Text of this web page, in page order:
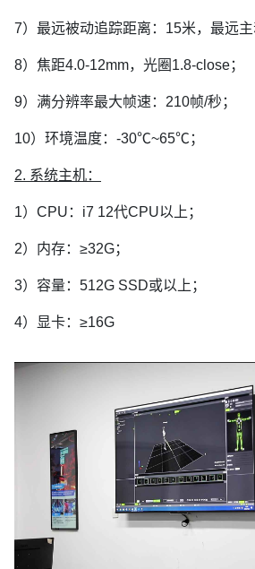
7）最远被动追踪距离：15米，最远主
8）焦距4.0-12mm，光圈1.8-close；
9）满分辨率最大帧速：210帧/秒；
10）环境温度：-30℃~65℃；
2. 系统主机：
1）CPU：i7 12代CPU以上；
2）内存：≥32G；
3）容量：512G SSD或以上；
4）显卡：≥16G